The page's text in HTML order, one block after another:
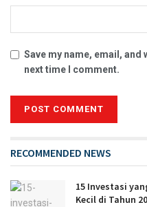
Save my name, email,
next time I comment.
RECOMMENDED NEWS
15 Investasi
Kecil di Tahun